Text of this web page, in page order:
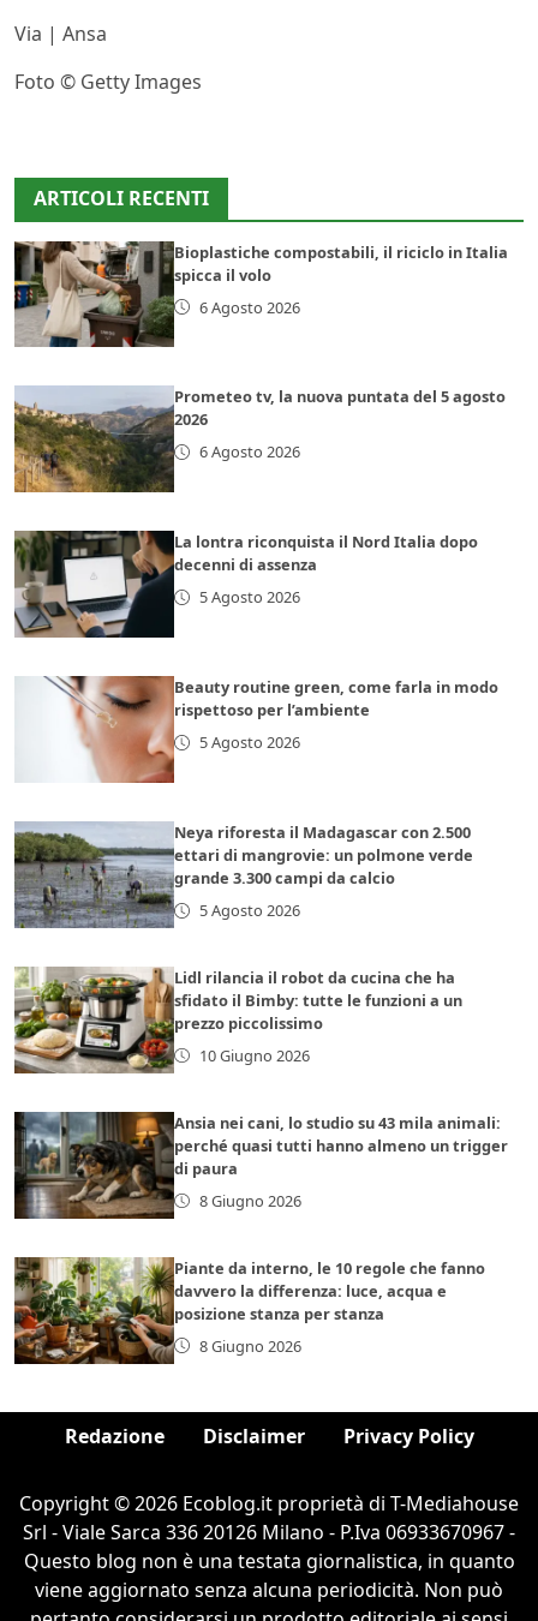
Via | Ansa
Foto © Getty Images
ARTICOLI RECENTI
Bioplastiche compostabili, il riciclo in Italia
spicca il volo
6 Agosto 2026
Prometeo tv, la nuova puntata del 5 agosto
2026
6 Agosto 2026
La lontra riconquista il Nord Italia dopo
decenni di assenza
5 Agosto 2026
Beauty routine green, come farla in modo
rispettoso per l’ambiente
5 Agosto 2026
Neya riforesta il Madagascar con 2.500
ettari di mangrovie: un polmone verde
grande 3.300 campi da calcio
5 Agosto 2026
Lidl rilancia il robot da cucina che ha
sfidato il Bimby: tutte le funzioni a un
prezzo piccolissimo
10 Giugno 2026
Ansia nei cani, lo studio su 43 mila animali:
perché quasi tutti hanno almeno un trigger
di paura
8 Giugno 2026
Piante da interno, le 10 regole che fanno
davvero la differenza: luce, acqua e
posizione stanza per stanza
8 Giugno 2026
Redazione Disclaimer Privacy Policy
Copyright © 2026 Ecoblog.it proprietà di T-Mediahouse
Srl - Viale Sarca 336 20126 Milano - P.Iva 06933670967 -
Questo blog non è una testata giornalistica, in quanto
viene aggiornato senza alcuna periodicità. Non può